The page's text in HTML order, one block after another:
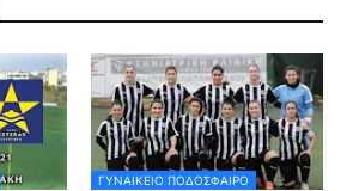
ΓΥΝΑΙΚΕΙΟ ΠΟΔΟΣΦΑΙΡΟ